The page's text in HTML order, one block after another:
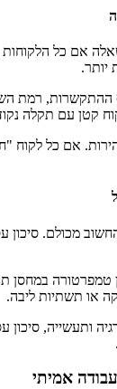
אם כל הלקוחות
יותר.
ההתקשרות, רמת
קטן עם תקלה
מכולם.
במחסן
או תשתיות ליבה.
ותעשייה,
אמיתי